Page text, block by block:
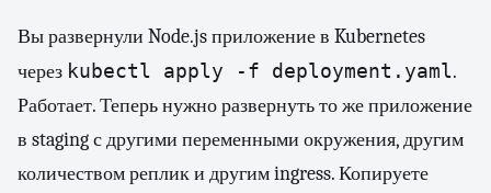
Вы развернули Node.js приложение в Kubernetes
через kubectl apply -f deployment.yaml.
Работает. Теперь нужно развернуть то же приложение
в staging с другими переменными окружения, другим
количеством реплик и другим ingress. Копируете